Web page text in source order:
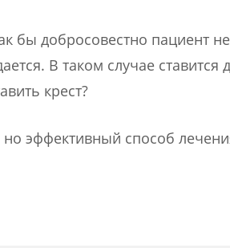
бы добросовестно пациент
В таком случае ставится
крест?
эффективный способ